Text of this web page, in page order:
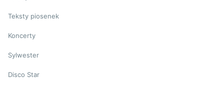
Teksty piosenek
Koncerty
Sylwester
Disco Star